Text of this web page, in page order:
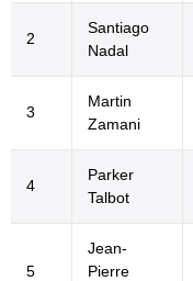
2
Santiago
Nadal
3
Martin
Zamani
4
Parker
Talbot
5
Jean-
Pierre